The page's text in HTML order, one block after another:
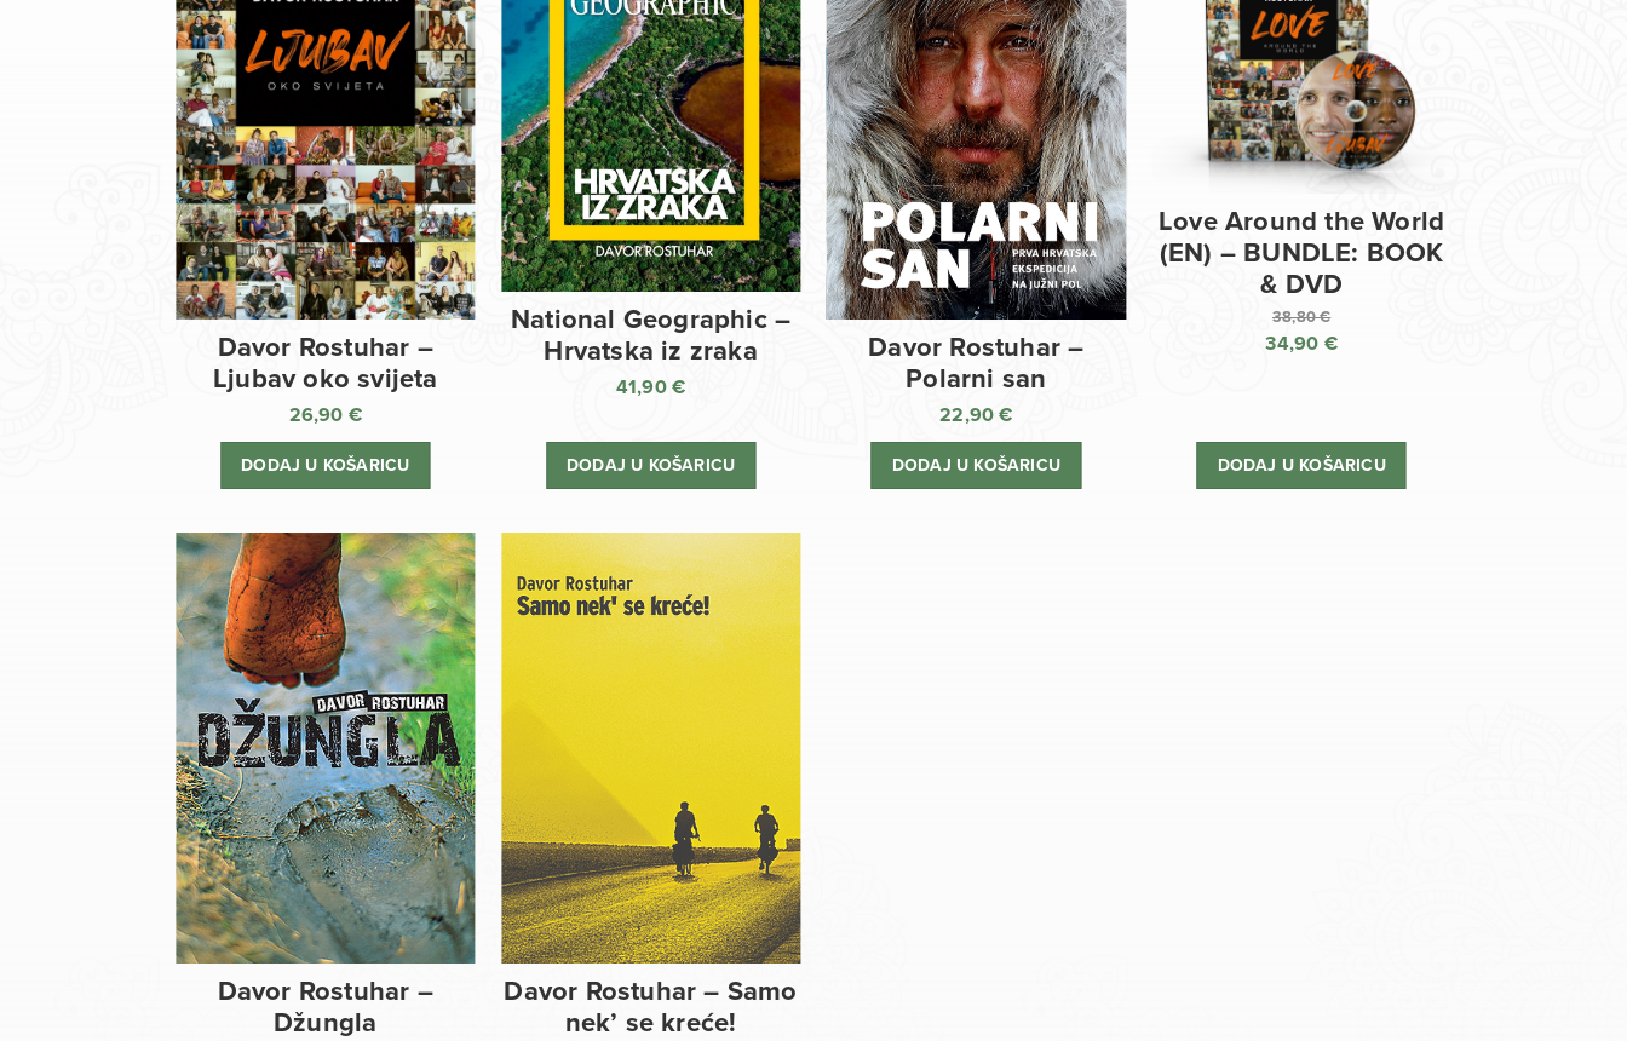
Davor Rostuhar –
Ljubav oko svijeta
26,90 €
DODAJ U KOŠARICU
National Geographic –
Hrvatska iz zraka
41,90€
DODAJ U KOŠARICU
Davor Rostuhar –
Polarni san
22,90€
DODAJ U KOŠARICU
Love Around the World
(EN) – BUNDLE: BOOK
& DVD
38,80€
Izvorna
je:
38,80 €.
34,90 €
je:
34,90 €.
DODAJ U KOŠARICU
Davor Rostuhar –
Džungla
Davor Rostuhar – Samo
nek’ se kreće!